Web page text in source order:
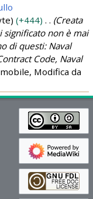
+444
Creata
significato non è mai
di questi: Naval
Code, Naval
Modifica da